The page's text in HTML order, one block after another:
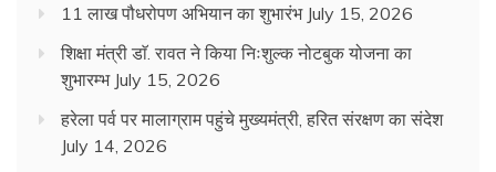
11 लाख पौधरोपण अभियान का शुभारंभ July 15, 2026
शिक्षा मंत्री डाॅ. रावत ने किया निःशुल्क नोटबुक योजना का
शुभारम्भ July 15, 2026
हरेला पर्व पर मालाग्राम पहुंचे मुख्यमंत्री, हरित संरक्षण का संदेश
July 14, 2026